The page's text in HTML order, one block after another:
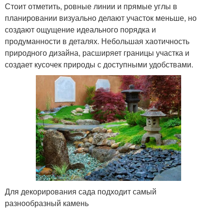
Стоит отметить, ровные линии и прямые углы в
планировании визуально делают участок меньше, но
создают ощущение идеального порядка и
продуманности в деталях. Небольшая хаотичность
природного дизайна, расширяет границы участка и
создает кусочек природы с доступными удобствами.
Для декорирования сада подходит самый
разнообразный камень